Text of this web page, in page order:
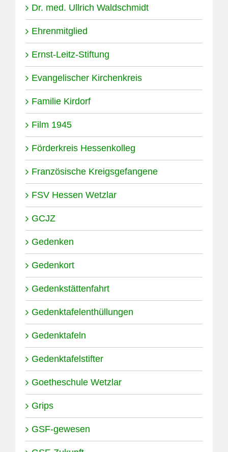
Dr. med. Ullrich Waldschmidt
Ehrenmitglied
Ernst-Leitz-Stiftung
Evangelischer Kirchenkreis
Familie Kirdorf
Film 1945
Förderkreis Hessenkolleg
Französische Kreigsgefangene
FSV Hessen Wetzlar
GCJZ
Gedenken
Gedenkort
Gedenkstättenfahrt
Gedenktafelenthüllungen
Gedenktafeln
Gedenktafelstifter
Goetheschule Wetzlar
Grips
GSF-gewesen